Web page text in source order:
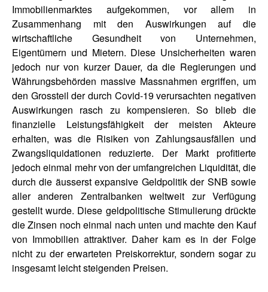
Immobilienmarktes aufgekommen, vor allem in
Zusammenhang mit den Auswirkungen auf die
wirtschaftliche Gesundheit von Unternehmen,
Eigentümern und Mietern. Diese Unsicherheiten waren
jedoch nur von kurzer Dauer, da die Regierungen und
Währungsbehörden massive Massnahmen ergriffen, um
den Grossteil der durch Covid-19 verursachten negativen
Auswirkungen rasch zu kompensieren. So blieb die
finanzielle Leistungsfähigkeit der meisten Akteure
erhalten, was die Risiken von Zahlungsausfällen und
Zwangsliquidationen reduzierte. Der Markt profitierte
jedoch einmal mehr von der umfangreichen Liquidität, die
durch die äusserst expansive Geldpolitik der SNB sowie
aller anderen Zentralbanken weltweit zur Verfügung
gestellt wurde. Diese geldpolitische Stimulierung drückte
die Zinsen noch einmal nach unten und machte den Kauf
von Immobilien attraktiver. Daher kam es in der Folge
nicht zu der erwarteten Preiskorrektur, sondern sogar zu
insgesamt leicht steigenden Preisen.